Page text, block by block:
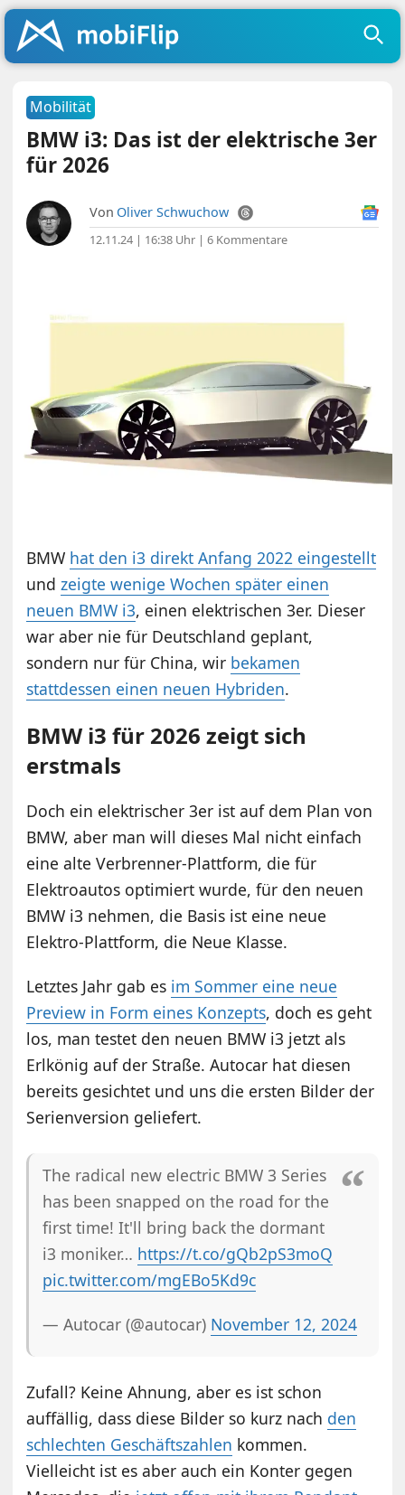
Mobilität
BMW i3: Das ist der elektrische 3er
für 2026
Von Oliver Schwuchow
12.11.24 | 16:38 Uhr |6 Kommentare
BMW hat den i3 direkt Anfang 2022 eingestellt
undzeigte wenige Wochen später einen
neuen BMW i3, einen elektrischen 3er. Dieser
war aber nie für Deutschland geplant,
sondern nur für China, wir bekamen
stattdessen einen neuen Hybriden.
BMW i3 für 2026 zeigt sich
erstmals
Doch ein elektrischer 3er ist auf dem Plan von
BMW, aber man will dieses Mal nicht einfach
eine alte Verbrenner-Plattform, die für
Elektroautos optimiert wurde, für den neuen
BMW i3 nehmen, die Basis ist eine neue
Elektro-Plattform, die Neue Klasse.
Letztes Jahr gab es im Sommer eine neue
Preview in Form eines Konzepts, doch es geht
los, man testet den neuen BMW i3 jetzt als
Erlkönig auf der Straße. Autocar hat diesen
bereits gesichtet und uns die ersten Bilder der
Serienversion geliefert.
The radical new electric BMW 3 Series
has been snapped on the road for the
first time! It'll bring back the dormant
i3 moniker… https://t.co/gQb2pS3moQ
pic.twitter.com/mgEBo5Kd9c
— Autocar (@autocar) November 12, 2024
Zufall? Keine Ahnung, aber es ist schon
auffällig, dass diese Bilder so kurz nach den
schlechten Geschäftszahlen kommen.
Vielleicht ist es aber auch ein Konter gegen